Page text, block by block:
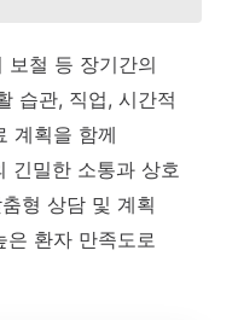
보철 등 장기간의
습관, 직업, 시간적
계획을 함께
긴밀한 소통과 상호
형 상담 및 계획
은 환자 만족도로